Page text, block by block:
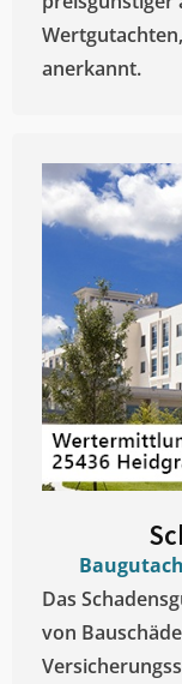
anerkannt.
Das
von